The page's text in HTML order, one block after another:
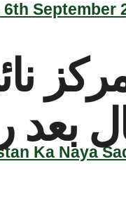
September
Ka Naya
مرکز
8